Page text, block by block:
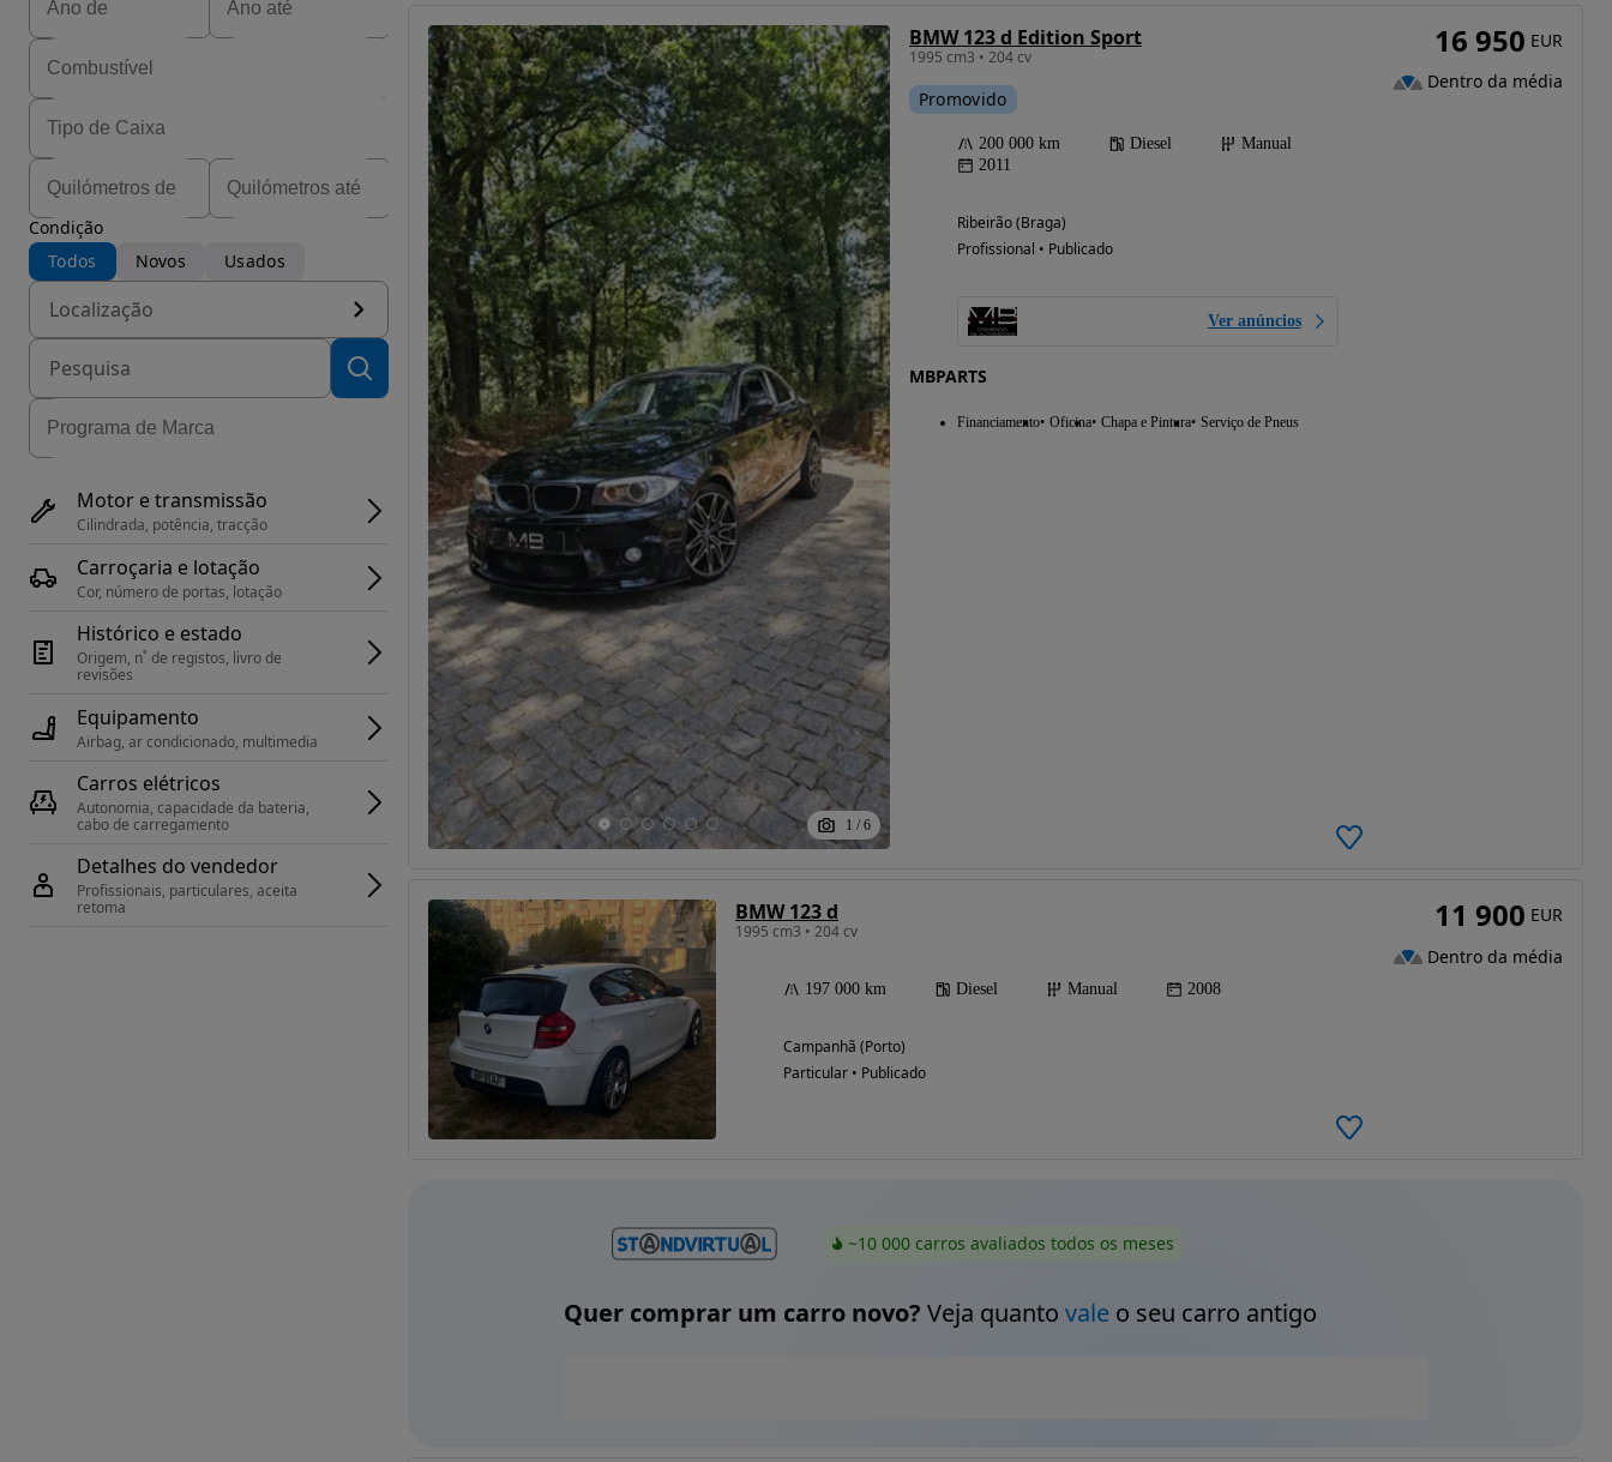
Condição
Todos
Novos Usados
Localização
Motor e transmissão
Cilindrada, potência, tracção
Carroçaria e lotação
Cor, número de portas, lotação
Histórico e estado
Origem, n˚ de registos, livro de
revisões
Equipamento
Airbag, ar condicionado, multimedia
Carros elétricos
Autonomia, capacidade da bateria,
cabo de carregamento
Detalhes do vendedor
Profissionais, particulares, aceita
retoma
1 / 6
BMW 123 d Edition Sport
1995 cm3 • 204 cv
Promovido
200 000 km Diesel
Manual
2011
Ribeirão (Braga)
Profissional • Publicado
Ver anúncios
MBPARTS
Financiamento Oficina Chapa e Pintura Serviço de Pneus
16 950 EUR
Dentro da média
BMW 123 d
1995 cm3 • 204 cv
197 000 km Diesel Manual 2008
Campanhã (Porto)
Particular • Publicado
11 900 EUR
Dentro da média
~10 000 carros avaliados todos os meses
Quer comprar um carro novo? Veja quanto valeo seu carro antigo